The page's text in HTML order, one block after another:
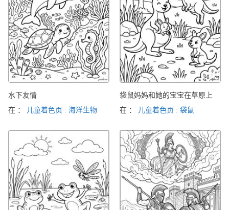
水下友情
在 ：
儿童着色页 : 海洋生物
袋鼠妈妈和她的宝宝在草原上
在 ：
儿童着色页 : 袋鼠